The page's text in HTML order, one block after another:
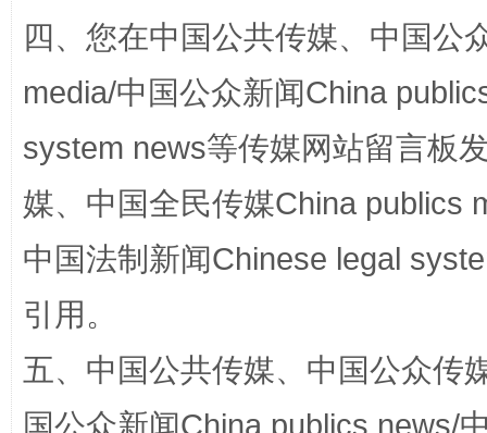
网上购药对药下症？
四、您在中国公共传媒、中国公
media/中国公众新闻China
system news等传媒网站留言板
媒、中国全民传媒China publics
中国法制新闻Chinese legal
引用。
五、中国公共传媒、中国公众传
国公众新闻China publics news/